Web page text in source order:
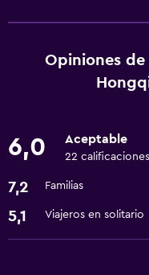
Centro de negocios
Instalaciones para
Recepción 24 horas
Habitaciones para no
Lavandería
Lavandería
Opiniones de
6,0 Aceptable
22
7,2 Familias
5,1 Viajeros en solitario